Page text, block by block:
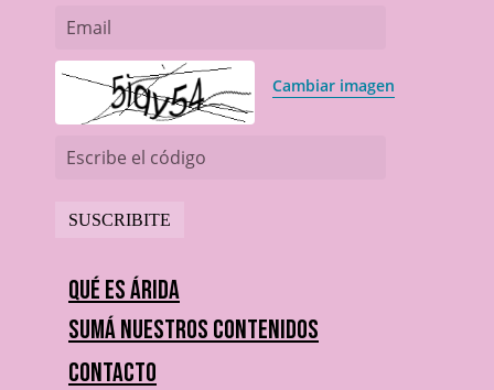
Email
Cambiar imagen
Escribe el código
Qué es Árida
Sumá nuestros contenidos
Contacto